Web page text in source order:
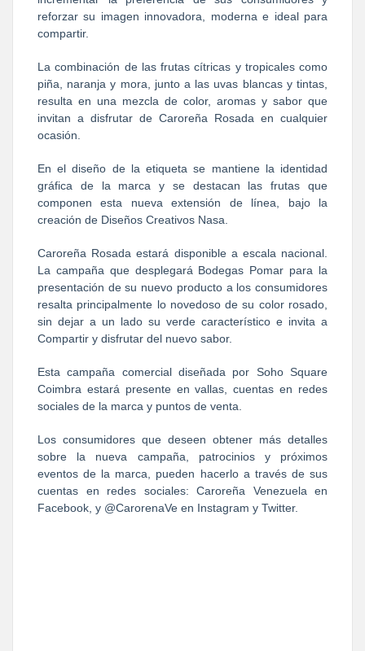
reforzar su imagen innovadora, moderna e ideal para
compartir.
La combinación de las frutas cítricas y tropicales como
piña, naranja y mora, junto a las uvas blancas y tintas,
resulta en una mezcla de color, aromas y sabor que
invitan a disfrutar de Caroreña Rosada en cualquier
ocasión.
En el diseño de la etiqueta se mantiene la identidad
gráfica de la marca y se destacan las frutas que
componen esta nueva extensión de línea, bajo la
creación de Diseños Creativos Nasa.
Caroreña Rosada estará disponible a escala nacional.
La campaña que desplegará Bodegas Pomar para la
presentación de su nuevo producto a los consumidores
resalta principalmente lo novedoso de su color rosado,
sin dejar a un lado su verde característico e invita a
Compartir y disfrutar del nuevo sabor.
Esta campaña comercial diseñada por Soho Square
Coimbra estará presente en vallas, cuentas en redes
sociales de la marca y puntos de venta.
Los consumidores que deseen obtener más detalles
sobre la nueva campaña, patrocinios y próximos
eventos de la marca, pueden hacerlo a través de sus
cuentas en redes sociales: Caroreña Venezuela en
Facebook, y @CarorenaVe en Instagram y Twitter.